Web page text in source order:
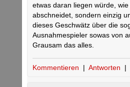
etwas daran liegen würde, wie
abschneidet, sondern einzig
dieses Geschwätz über die
Ausnahmespieler sowas von
Grausam das alles.
Kommentieren | Antworten |